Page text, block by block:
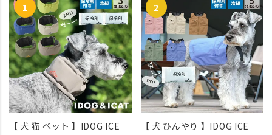
【 犬 猫 ペット 】IDOG ICE
【 犬 ひんやり 】IDOG ICE